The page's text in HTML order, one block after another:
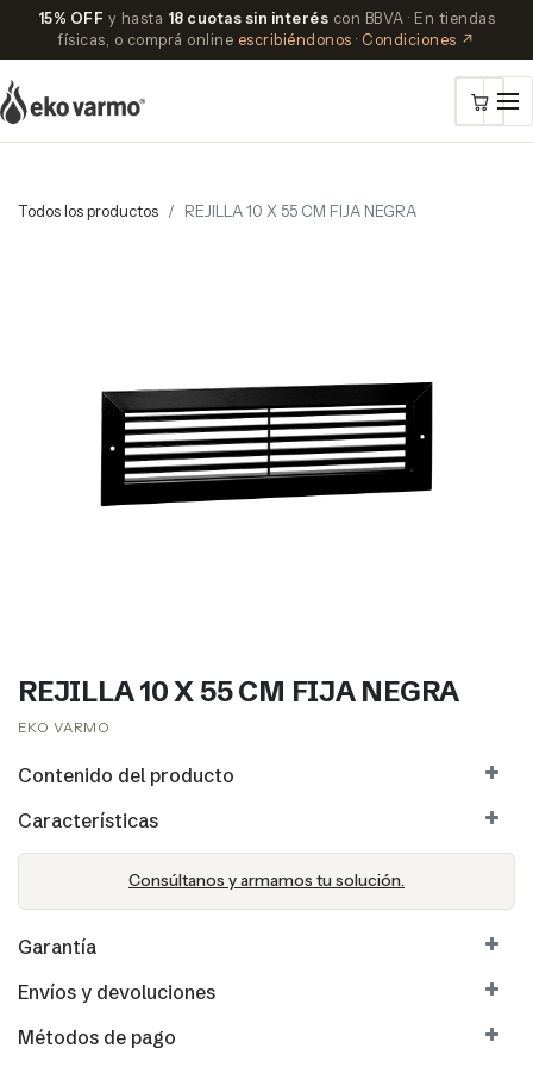
15% OFF y hasta 18 cuotas sin interés con BBVA · En tiendas
físicas, o comprá online escribiéndonos · Condiciones ↗
Todos los productos REJILLA 10 X 55 CM FIJA NEGRA
REJILLA 10 X 55 CM FIJA NEGRA
EKO VARMO
Contenido del producto
Características
Consúltanos y armamos tu solución.
Garantía
Envíos y devoluciones
Métodos de pago